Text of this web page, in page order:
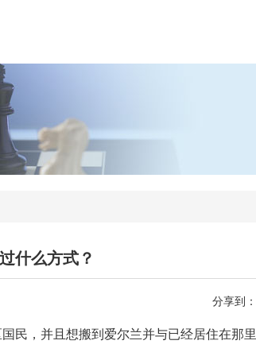
什么方式？
分享到：
民，并且想搬到爱尔兰并与已经居住在那里